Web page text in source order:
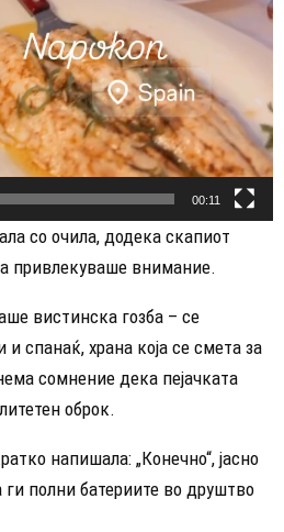
00:11
со очила, додека скапиот
привлекуваше внимание.
вистинска гозба – се
спанаќ, храна која се смета за
сомнение дека пејачката
оброк.
напишала: „Конечно“, јасно
полни батериите во друштво